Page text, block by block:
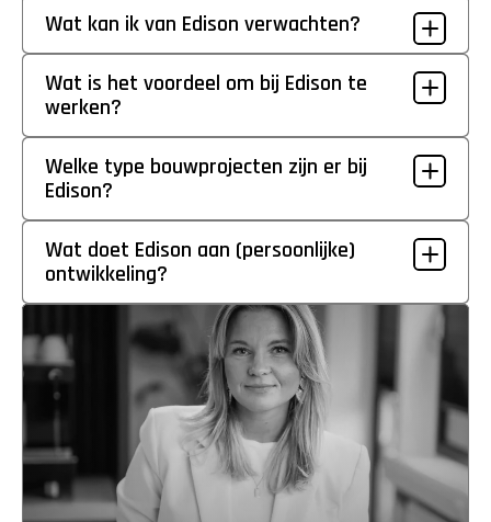
Wat kan ik van Edison verwachten?
Wat is het voordeel om bij Edison te
werken?
Welke type bouwprojecten zijn er bij
Edison?
Wat doet Edison aan (persoonlijke)
ontwikkeling?